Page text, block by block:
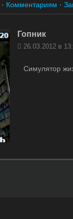
· Комментариям ·
Гопник
26.03.2012 в
Симулятор